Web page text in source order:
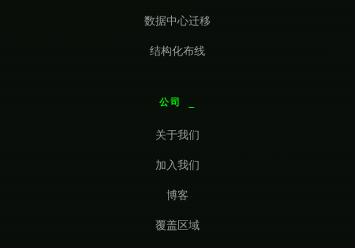
数据中心迁移
结构化布线
公司
关于我们
加入我们
博客
覆盖区域